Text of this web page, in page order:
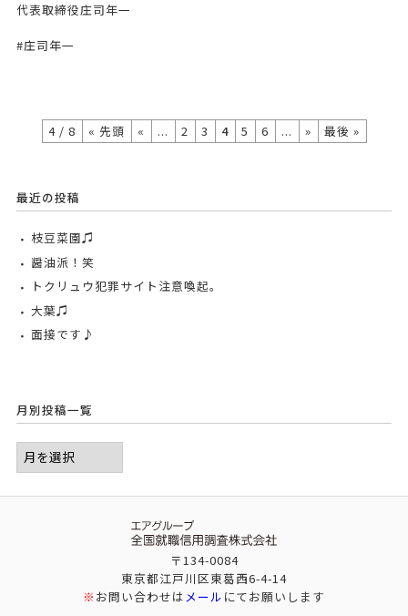
代表取締役庄司年一
#庄司年一
4 / 8 « 先頭 « ... 2 3 4 5 6 ... » 最後 »
最近の投稿
枝豆菜園♫
醤油派！笑
トクリュウ犯罪サイト注意喚起。
大葉♫
面接です♪
月別投稿一覧
〒134-0084
東京都江戸川区東葛西6-4-14
※ お問い合わせはメール にてお願いします